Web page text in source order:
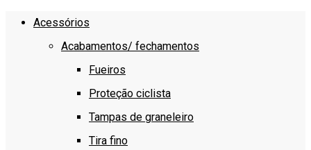
Acessórios
Acabamentos/ fechamentos
Fueiros
Proteção ciclista
Tampas de graneleiro
Tira fino